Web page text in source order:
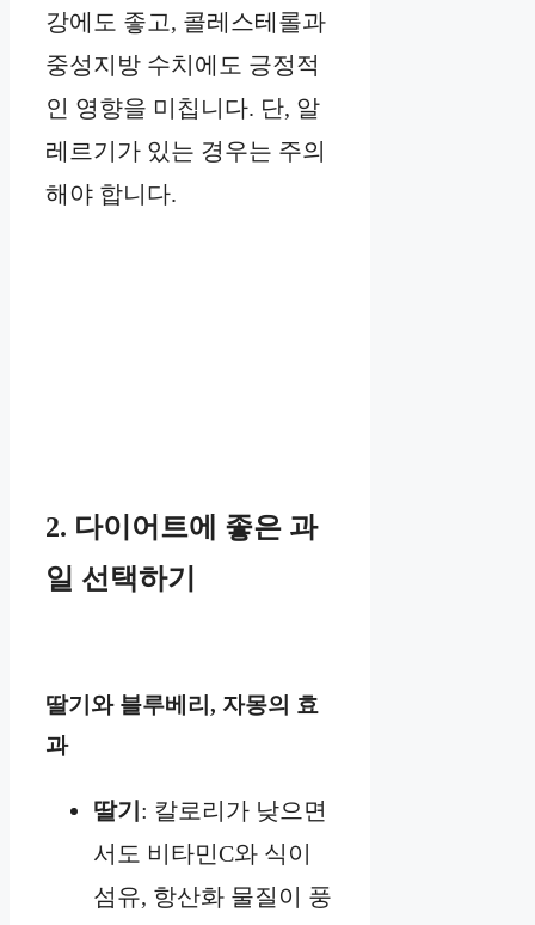
강에도 좋고, 콜레스테롤과
중성지방 수치에도 긍정적
인 영향을 미칩니다. 단, 알
레르기가 있는 경우는 주의
해야 합니다.
2. 다이어트에 좋은 과
일 선택하기
딸기와 블루베리, 자몽의 효
과
딸기 : 칼로리가 낮으면
서도 비타민C와 식이
섬유, 항산화 물질이 풍